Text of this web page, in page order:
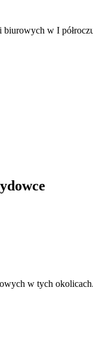
biurowych w I
w tych